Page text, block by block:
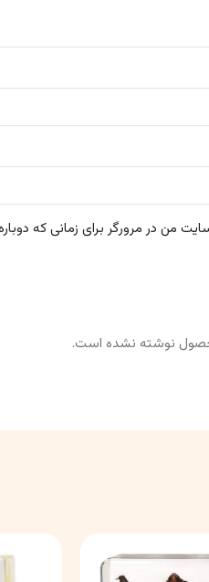
نوشته نشده است.
من در مرورگر برای زمانی که